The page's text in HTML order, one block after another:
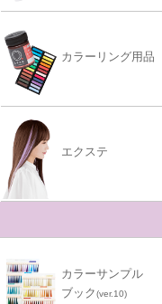
カラーリング用品
エクステ
カラーサンプル
ブック(ver.10)